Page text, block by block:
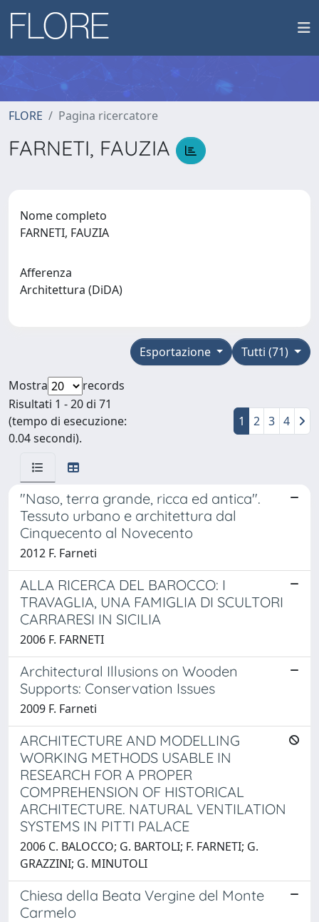
FLORE Pagina ricercatore
FARNETI, FAUZIA
Nome completo
FARNETI, FAUZIA
Afferenza
Architettura (DiDA)
Tutti (71)
Esportazione
Mostra
records
Risultati 1 - 20 di 71
(tempo di esecuzione:
0.04 secondi).
1 2 3 4
"Naso, terra grande, ricca ed antica".
Tessuto urbano e architettura dal
Cinquecento al Novecento
2012 F. Farneti
ALLA RICERCA DEL BAROCCO: I
TRAVAGLIA, UNA FAMIGLIA DI SCULTORI
CARRARESI IN SICILIA
2006 F. FARNETI
Architectural Illusions on Wooden
Supports: Conservation Issues
2009 F. Farneti
ARCHITECTURE AND MODELLING
WORKING METHODS USABLE IN
RESEARCH FOR A PROPER
COMPREHENSION OF HISTORICAL
ARCHITECTURE. NATURAL VENTILATION
SYSTEMS IN PITTI PALACE
2006 C. BALOCCO; G. BARTOLI; F. FARNETI; G.
GRAZZINI; G. MINUTOLI
Chiesa della Beata Vergine del Monte
Carmelo